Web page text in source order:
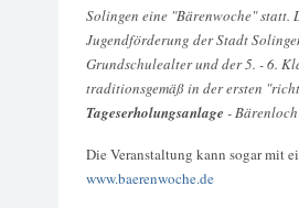
Solingen eine "Bärenwoche" statt.
Jugendförderung der Stadt
Grundschulealter und der 5. - 6.
traditionsgemäß in der ersten
Tageserholungsanlage -
Die Veranstaltung kann sogar mit
www.baerenwoche.de